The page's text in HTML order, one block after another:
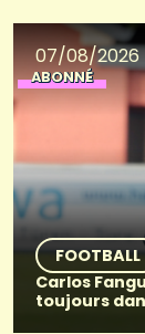
07/08/2026
ABONNÉ
FOOTBALL
Carlos
toujours